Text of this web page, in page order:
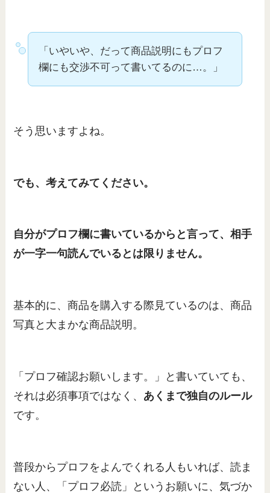
「いやいや、だって商品説明にもプロフ
欄にも交渉不可って書いてるのに…。」
そう思いますよね。
でも、考えてみてください。
自分がプロフ欄に書いているからと言って、相手
が一字一句読んでいるとは限りません。
基本的に、商品を購入する際見ているのは、商品
写真と大まかな商品説明。
「プロフ確認お願いします。」と書いていても、
それは必須事項ではなく、 あくまで独自のルール
です。
普段からプロフをよんでくれる人もいれば、読ま
ない人、「プロフ必読」というお願いに、気づか